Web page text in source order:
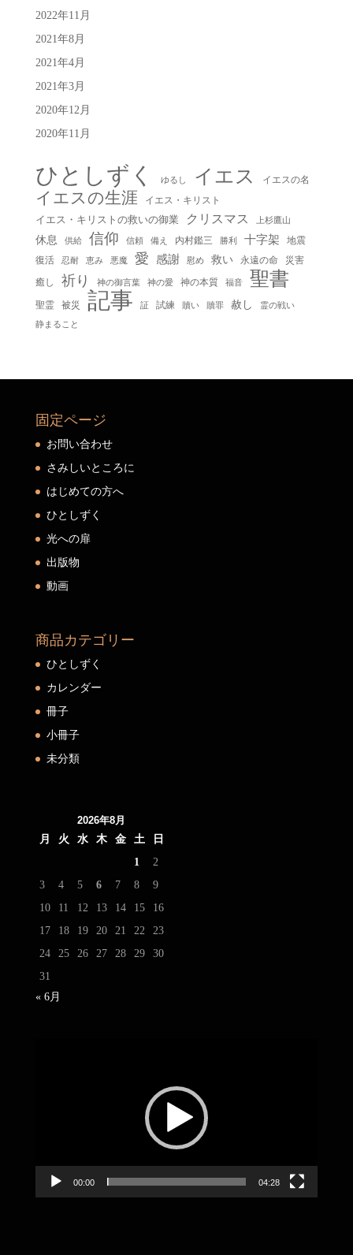
2022年11月
2021年8月
2021年4月
2021年3月
2020年12月
2020年11月
ひとしずく ゆるし イエス イエスの名
イエスの生涯
イエス・キリスト
イエス・キリストの救いの御業
クリスマス 上杉鷹山
休息 供給 信仰 信頼 備え 内村鑑三 勝利 十字架
地震
復活
忍耐 恵み 悪魔 愛 感謝 慰め 救い 永遠の命
災害
癒し
祈り 神の御言葉 神の愛 神の本質 福音 聖書
聖霊 被災 記事 証 試練 贖い 贖罪 赦し 霊の戦い
静まること
固定ページ
お問い合わせ
さみしいところに
はじめての方へ
ひとしずく
光への扉
出版物
動画
商品カテゴリー
ひとしずく
カレンダー
冊子
小冊子
未分類
2026年8月
月
火 水 木 金 土
日
1
2
3
4 5 6 7 8
9
10
11 12 13 14 15
16
17
18 19 20 21 22
23
24
25 26 27 28 29
30
31
« 6月
00:00 04:28